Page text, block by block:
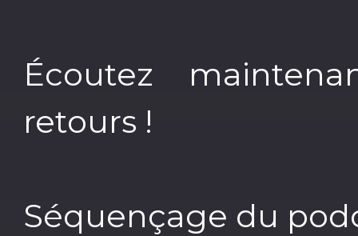
Écoutez
retours !
Séquençage du